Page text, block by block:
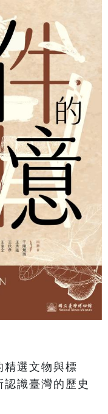
精選文物與標
識臺灣的歷史